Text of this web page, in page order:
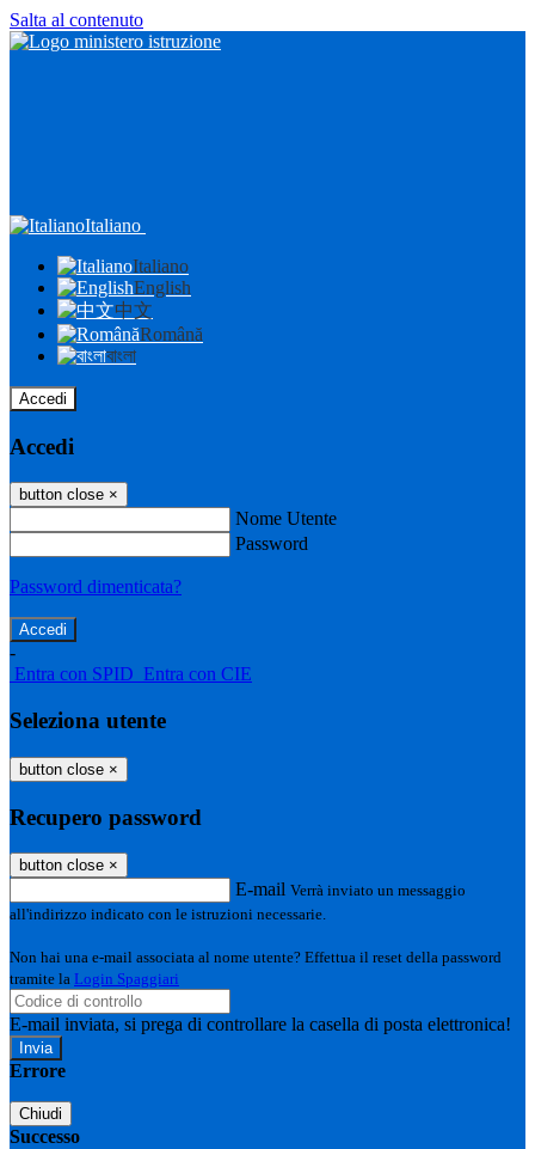
Salta al contenuto
Italiano
Italiano
English
中文
Română
বাংলা
Accedi
Accedi
button close ×
Nome Utente
Password
Password dimenticata?
-
Entra con SPID Entra con CIE
Seleziona utente
button close ×
Recupero password
button close ×
E-mail Verrà inviato un messaggio
all'indirizzo indicato con le istruzioni necessarie.
Non hai una e-mail associata al nome utente? Effettua il reset della password
tramite la Login Spaggiari
E-mail inviata, si prega di controllare la casella di posta elettronica!
Errore
Chiudi
Successo